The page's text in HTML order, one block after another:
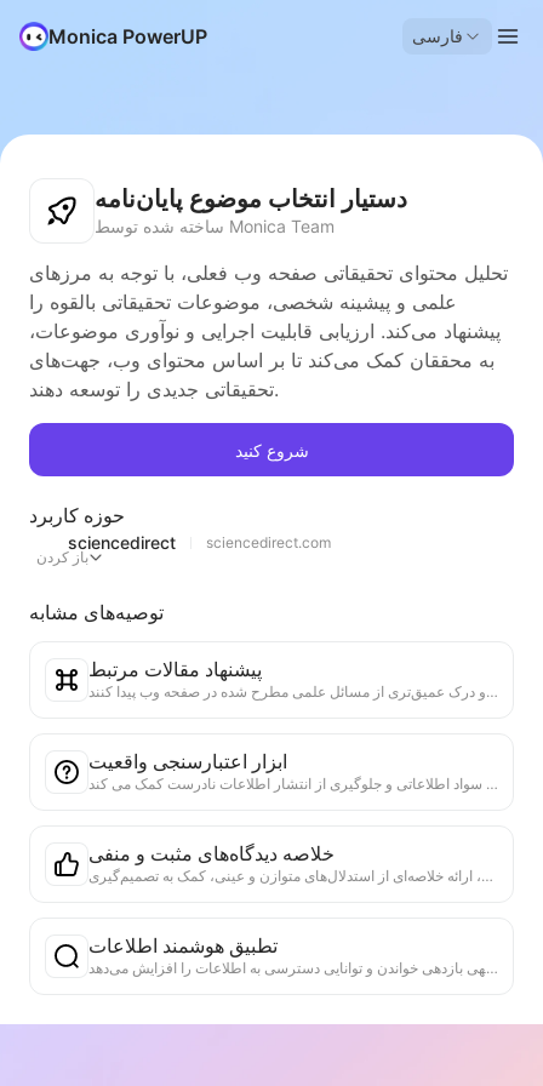
Monica PowerUP فارسی
دستیار انتخاب موضوع پایان‌نامه
ساخته شده توسط Monica Team
تحلیل محتوای تحقیقاتی صفحه وب فعلی، با توجه به مرزهای
علمی و پیشینه شخصی، موضوعات تحقیقاتی بالقوه را
پیشنهاد می‌کند. ارزیابی قابلیت اجرایی و نوآوری موضوعات،
به محققان کمک می‌کند تا بر اساس محتوای وب، جهت‌های
تحقیقاتی جدیدی را توسعه دهند.
شروع کنید
حوزه کاربرد
sciencedirect
sciencedirect.com
باز کردن
توصیه‌های مشابه
پیشنهاد مقالات مرتبط
بر اساس محتوای علمی صفحه وب فعلی، مقالات و تحقیقات دیگر با ارتباط بالا به طور هوشمندانه پیشنهاد می‌شود. با استفاده از الگوریتم‌های پیشرفته، شباهت موضوع و روش‌های تحقیق تحلیل می‌شود تا به کاربران کمک کند تا خواندن را گسترش دهند و درک عمیق‌تری از مسائل علمی مطرح شده در صفحه وب پیدا کنند.
ابزار اعتبارسنجی واقعیت
ابزار کارآمد و مخصوص برای اعتبارسنجی محتوای وب. به طور خودکار کلیدی ادعاها و داده ها را شناسایی می کند و با منابع خارجی قابل اعتماد بررسی می کند. رتبه بندی اعتبار بیانیه های مهم را ارائه می دهد و توضیحات نتایج تأیید و پیوندهای منبع واقعیت را فراهم می کند. به افزایش سواد اطلاعاتی و جلوگیری از انتشار اطلاعات نادرست کمک می کند.
خلاصه دیدگاه‌های مثبت و منفی
تحلیل دیدگاه‌های مثبت و منفی در محتوای وب‌سایت، ارائه خلاصه‌ای از استدلال‌های متوازن و عینی، کمک به تصمیم‌گیری.
تطبیق هوشمند اطلاعات
ابزار کاربردی برای جستجوی هوشمند و مبهم در صفحه وب فعلی. با درک ارتباط معنایی، به سرعت اطلاعات مرتبط با کلیدواژه یا سؤال را پیدا کنید. نه تنها تطبیق دقیق را پشتیبانی می‌کند، بلکه بخش‌های مرتبط و موقعیت آنها را نیز ارائه می‌دهد که به طور قابل توجهی بازدهی خواندن و توانایی دسترسی به اطلاعات را افزایش می‌دهد.